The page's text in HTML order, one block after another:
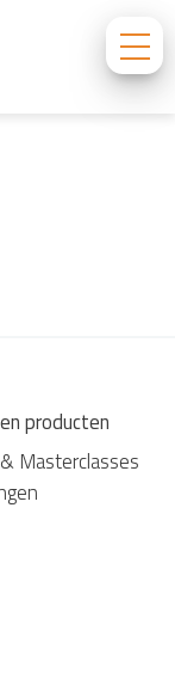
producten
Masterclasses